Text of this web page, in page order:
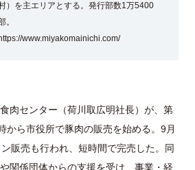
）を主エリアとする。発行部数1万5400
。
https://www.miyakomainichi.com/
肉センター（荷川取広明社長）が、第
から市役所で豚肉の販売を始める。9月
販売も行われ、短時間で完売した。同
関係団体からの支援を受け、事業・経